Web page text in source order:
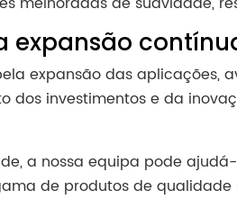
expansão
expansão das aplicações,
investimentos e da
a nossa equipa pode
de produtos de qualidade